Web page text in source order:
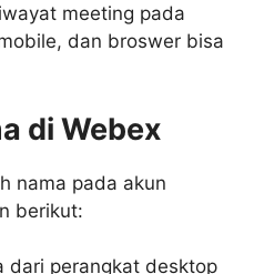
meeting pada
dan broswer bisa
di Webex
nama pada akun
berikut:
dari perangkat desktop